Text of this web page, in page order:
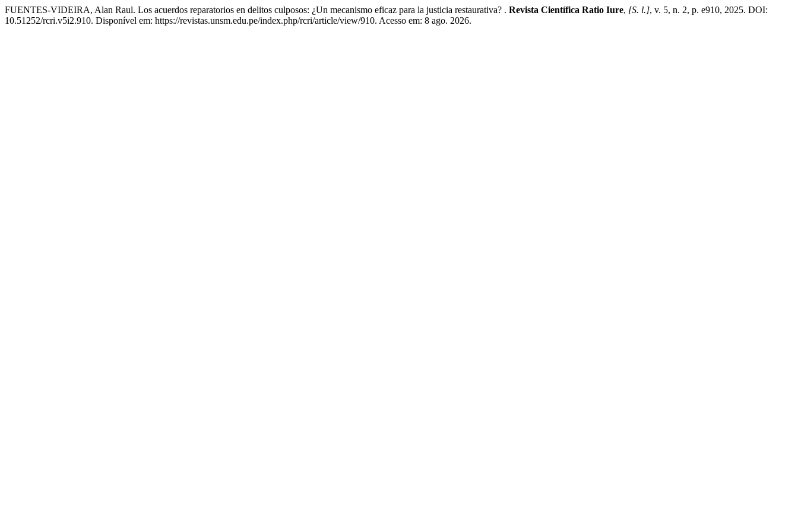
FUENTES-VIDEIRA, Alan Raul. Los acuerdos reparatorios en delitos culposos: ¿Un mecanismo eficaz para la justicia restaurativa? . Revista Científica Ratio Iure, [S. l.], v. 5, n. 2, p. e910, 2025. DOI:
10.51252/rcri.v5i2.910. Disponível em: https://revistas.unsm.edu.pe/index.php/rcri/article/view/910. Acesso em: 8 ago. 2026.